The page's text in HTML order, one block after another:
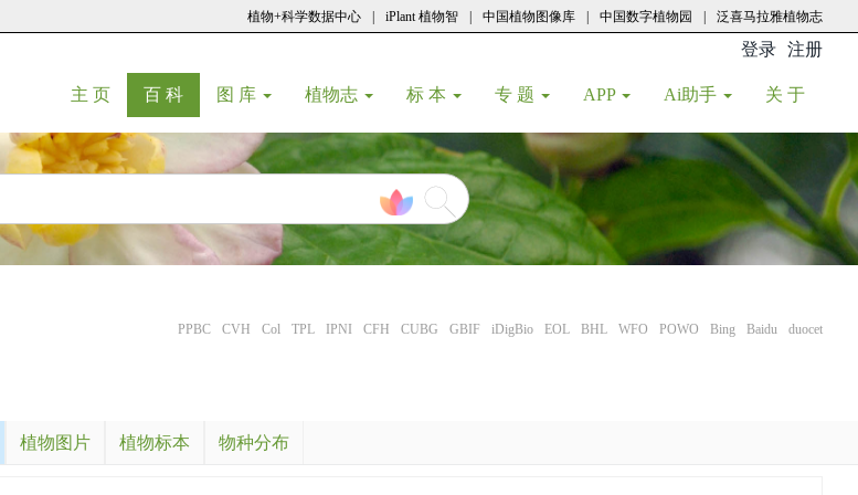
植物+科学数据中心 iPlant 植物智 中国植物图像库 中国数字植物园 泛喜马拉雅植物志
登录 注册
主 页(current)
百 科(current)
图 库 植物志 标 本 专 题 APP Ai助手 关 于
PPBC CVH Col TPL IPNI CFH CUBG GBIF iDigBio EOL BHL WFO POWO Bing Baidu duocet
植物图片 植物标本 物种分布